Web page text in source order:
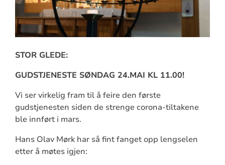
STOR GLEDE:
GUDSTJENESTE SØNDAG 24.MAI KL 11.00!
Vi ser virkelig fram til å feire den første
gudstjenesten siden de strenge corona-tiltakene
ble innført i mars.
Hans Olav Mørk har så fint fanget opp lengselen
etter å møtes igjen: